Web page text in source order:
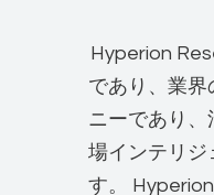
Hyperion
であり、業
ニーであり
場インテリジ
す。